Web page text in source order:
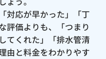
対応が早かった」「丁
評価よりも、「つまり
てくれた」「排水管清
由と料金をわかりやす